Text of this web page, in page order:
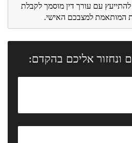
להתייעץ עם עורך דין מוסמך לקבלת
המותאמת למצבכם האישי.
ונחזור אליכם בהקדם: